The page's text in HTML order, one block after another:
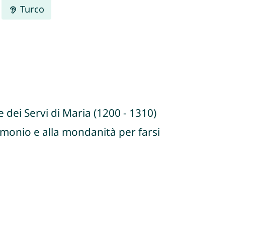
Turco
Servi di Maria (1200 - 1310)
e alla mondanità per farsi